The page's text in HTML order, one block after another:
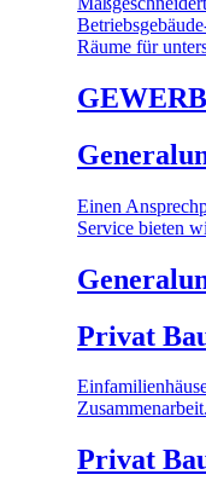
Räume für
Einen
Service bieten
Privat
Zusammenarbeit.
Privat